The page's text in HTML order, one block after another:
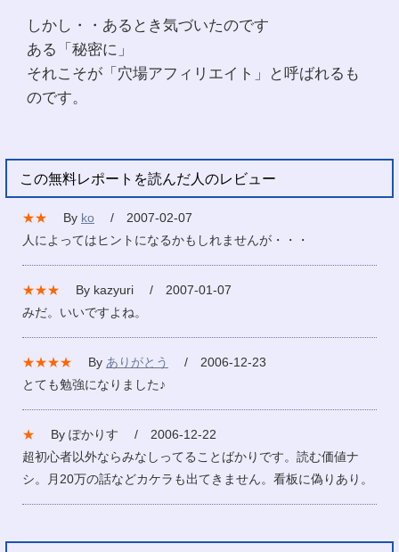
しかし・・あるとき気づいたのです
ある「秘密に」
それこそが「穴場アフィリエイト」と呼ばれるも
のです。
この無料レポートを読んだ人のレビュー
★★ By ko
/ 2007-02-07
人によってはヒントになるかもしれませんが・・・
★★★
By kazyuri / 2007-01-07
みだ。いいですよね。
★★★★ By ありがとう
/ 2006-12-23
とても勉強になりました♪
★
By ぽかりす / 2006-12-22
超初心者以外ならみなしってることばかりです。読む価値ナ
シ。月20万の話などカケラも出てきません。看板に偽りあり。